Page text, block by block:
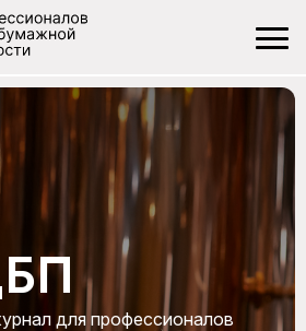
для профессионалов